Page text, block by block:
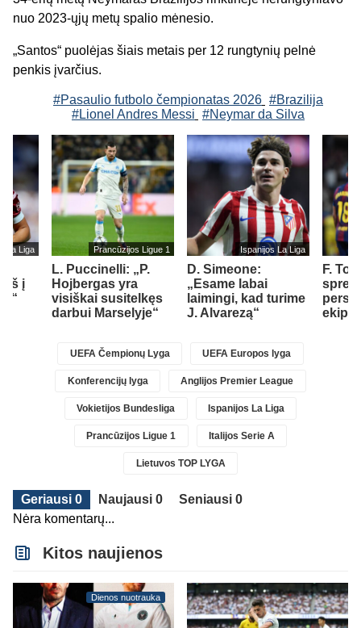
nuo 2023-ųjų metų spalio mėnesio.
„Santos“ puolėjas šiais metais per 12 rungtynių pelnė
penkis įvarčius.
#Pasaulio futbolo čempionatas 2026 #Brazilija
#Lionel Andres Messi #Neymar da Silva
La Liga
į
Prancūzijos Ligue 1
L. Puccinelli: „P.
Hojbergas yra
visiškai susitelkęs
darbui Marselyje“
Ispanijos La Liga
D. Simeone:
„Esame labai
laimingi, kad turime
J. Alvarezą“
F.
ekipą
UEFA Čempionų Lyga UEFA Europos lyga
Konferencijų lyga Anglijos Premier League
Vokietijos Bundesliga Ispanijos La Liga
Prancūzijos Ligue 1 Italijos Serie A
Lietuvos TOP LYGA
Geriausi 0 Naujausi 0
Seniausi 0
Nėra komentarų...
Kitos naujienos
Dienos nuotrauka